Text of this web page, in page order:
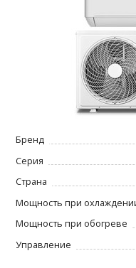
Бренд
Серия
Страна
Мощность при
Мощность при обогреве
Управление